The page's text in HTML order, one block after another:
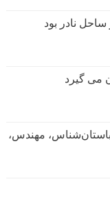
نادر بود
می گیرد
باستان‌شناس، مهندس،